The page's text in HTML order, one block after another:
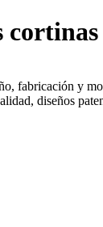
cortinas
fabricación y
diseños